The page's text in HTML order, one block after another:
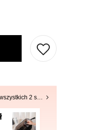
Zobacz wszystkich 2 sprzedających